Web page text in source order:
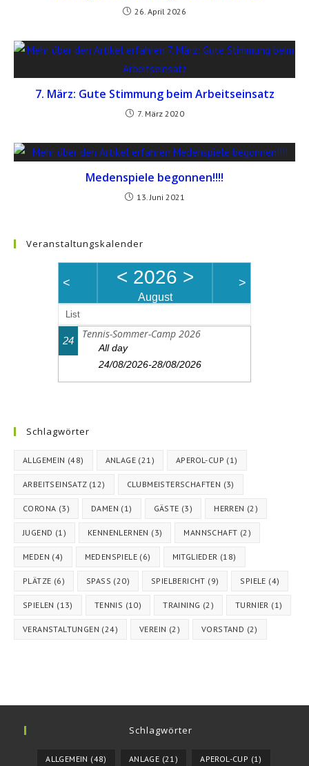
26. April 2026
7. März: Gute Stimmung beim Arbeitseinsatz
7. März 2020
Medenspiele begonnen!!!!
13. Juni 2021
Veranstaltungskalender
< < 2026 >
August
>
List
24
Tennis-Sommer-Camp 2026
All day
24/08/2026-28/08/2026
Schlagwörter
ALLGEMEIN (48) ANLAGE (21) APEROL-CUP (1)
ARBEITSEINSATZ(12) CLUBMEISTERSCHAFTEN (3)
CORONA (3) DAMEN (1) GÄSTE (3) HERREN (2)
JUGEND (1) KENNENLERNEN (3) MANNSCHAFT (2)
MEDEN (4) MEDENSPIELE (6) MITGLIEDER (18)
PLÄTZE (6) SPASS (20) SPIELBERICHT (9) SPIELE (4)
SPIELEN (13) TENNIS (10) TRAINING (2) TURNIER (1)
VERANSTALTUNGEN (24) VEREIN (2) VORSTAND (2)
Schlagwörter
ALLGEMEIN (48) ANLAGE (21) APEROL-CUP (1)